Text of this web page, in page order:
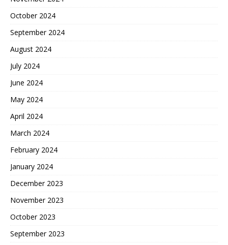
October 2024
September 2024
August 2024
July 2024
June 2024
May 2024
April 2024
March 2024
February 2024
January 2024
December 2023
November 2023
October 2023
September 2023